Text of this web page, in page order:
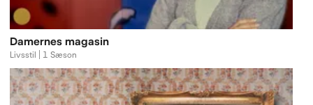
Damernes magasin
Livsstil | 1 Sæson